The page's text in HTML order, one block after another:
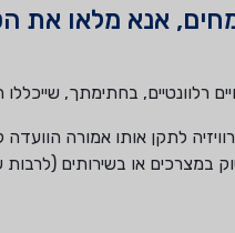
אנא מלאו את
רלוונטיים, בחתימתך,
לתקן אותו אמורה
או בשירותים (לרבות